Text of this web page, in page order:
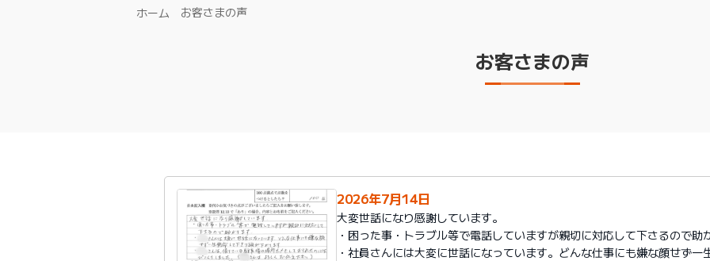
ホーム お客さまの声
お客さまの声
2026年7月14日
大変世話になり感謝しています。
・困った事・トラブル等で電話していますが親切に対応して下さるので助
・社員さんには大変に世話になっています。どんな仕事にも嫌な顔せず